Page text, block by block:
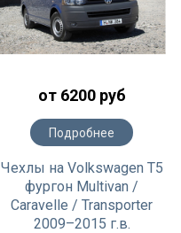
от 6200 руб
Подробнее
Чехлы на Volkswagen T5
фургон Multivan /
Caravelle / Transporter
2009–2015 г.в.